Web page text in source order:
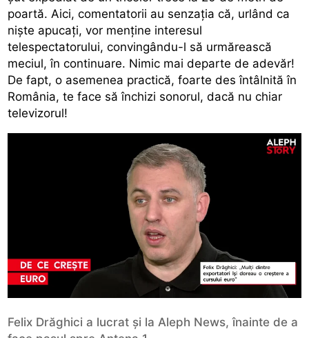
poartă. Aici, comentatorii au senzația că, urlând ca
niște apucați, vor menține interesul
telespectatorului, convingându-l să urmărească
meciul, în continuare. Nimic mai departe de adevăr!
De fapt, o asemenea practică, foarte des întâlnită în
România, te face să închizi sonorul, dacă nu chiar
televizorul!
Felix Drăghici a lucrat și la Aleph News, înainte de a